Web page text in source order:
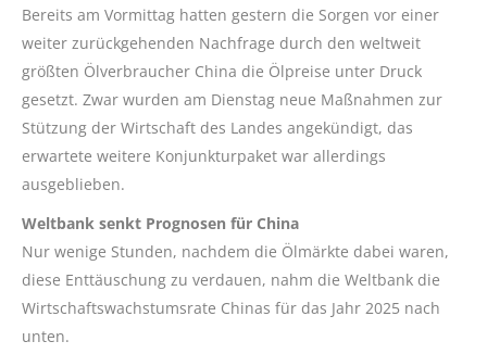
Bereits am Vormittag hatten gestern die Sorgen vor einer
weiter zurückgehenden Nachfrage durch den weltweit
größten Ölverbraucher China die Ölpreise unter Druck
gesetzt. Zwar wurden am Dienstag neue Maßnahmen zur
Stützung der Wirtschaft des Landes angekündigt, das
erwartete weitere Konjunkturpaket war allerdings
ausgeblieben.
Weltbank senkt Prognosen für China
Nur wenige Stunden, nachdem die Ölmärkte dabei waren,
diese Enttäuschung zu verdauen, nahm die Weltbank die
Wirtschaftswachstumsrate Chinas für das Jahr 2025 nach
unten.